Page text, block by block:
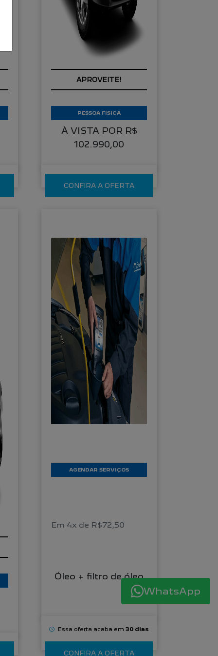
COM SEU USADO NA
TROCA
À VISTA POR R$
102.990,00
PESSOA FÍSICA
CONFIRA A OFERTA
Óleo + filtro de óleo
AGENDAR SERVIÇOS
Em 4x de R$72,50
Essa oferta acaba em 30 dias
CONFIRA A OFERTA
WhatsApp